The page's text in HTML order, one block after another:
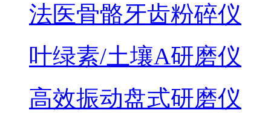
法医骨骼牙齿粉碎仪
叶绿素/土壤A研磨仪
高效振动盘式研磨仪